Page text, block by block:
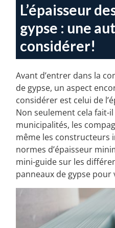
L’épaisseur
gypse : une
considérer!
Avant d’entrer dans la
de gypse, un aspect
considérer est celui de
Non seulement cela fait-il
municipalités, les
même les constructeurs
normes d’épaisseur
mini-guide sur les
panneaux de gypse pour